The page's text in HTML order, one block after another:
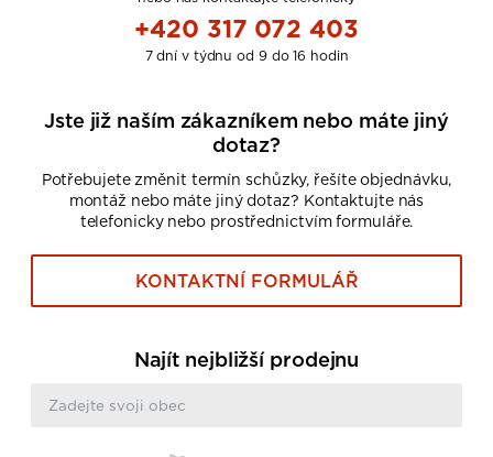
+420 317 072 403
7 dní v týdnu od 9 do 16 hodin
Jste již naším zákazníkem nebo máte jiný
dotaz?
Potřebujete změnit termín schůzky, řešíte objednávku,
montáž nebo máte jiný dotaz? Kontaktujte nás
telefonicky nebo prostřednictvím formuláře.
KONTAKTNÍ FORMULÁŘ
Najít nejbližší prodejnu